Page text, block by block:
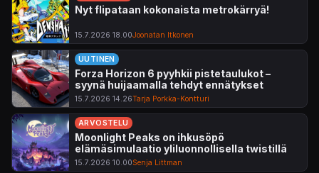
Nyt flipataan kokonaista metrokärryä!
15.7.2026 18.00Joonatan Itkonen
UUTINEN
Forza Horizon 6 pyyhkii pistetaulukot –
syynä huijaamalla tehdyt ennätykset
15.7.2026 14.26Tarja Porkka-Kontturi
ARVOSTELU
Moonlight Peaks on ihkusöpö
elämäsimulaatio yliluonnollisella twistillä
15.7.2026 10.00Senja Littman